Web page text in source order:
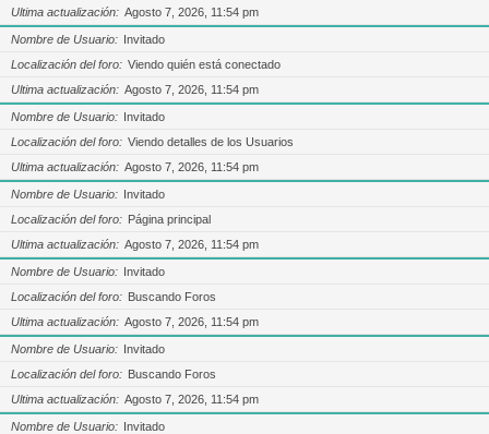
Ultima actualización
Agosto 7, 2026, 11:54 pm
Nombre de Usuario
Invitado
Localización del foro
Viendo quién está conectado
Ultima actualización
Agosto 7, 2026, 11:54 pm
Nombre de Usuario
Invitado
Localización del foro
Viendo detalles de los Usuarios
Ultima actualización
Agosto 7, 2026, 11:54 pm
Nombre de Usuario
Invitado
Localización del foro
Página principal
Ultima actualización
Agosto 7, 2026, 11:54 pm
Nombre de Usuario
Invitado
Localización del foro
Buscando Foros
Ultima actualización
Agosto 7, 2026, 11:54 pm
Nombre de Usuario
Invitado
Localización del foro
Buscando Foros
Ultima actualización
Agosto 7, 2026, 11:54 pm
Nombre de Usuario
Invitado